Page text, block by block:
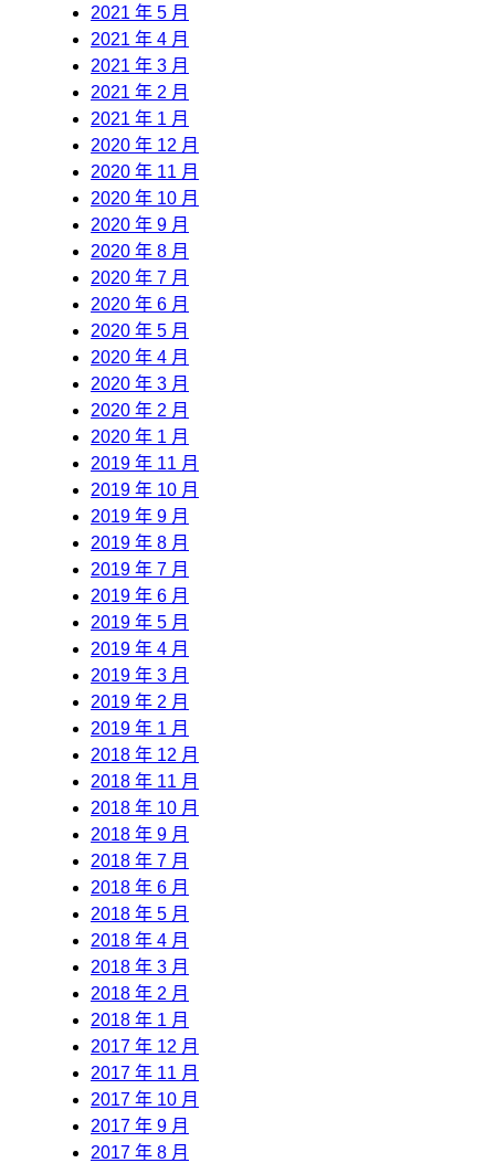
2021 年 5 月
2021 年 4 月
2021 年 3 月
2021 年 2 月
2021 年 1 月
2020 年 12 月
2020 年 11 月
2020 年 10 月
2020 年 9 月
2020 年 8 月
2020 年 7 月
2020 年 6 月
2020 年 5 月
2020 年 4 月
2020 年 3 月
2020 年 2 月
2020 年 1 月
2019 年 11 月
2019 年 10 月
2019 年 9 月
2019 年 8 月
2019 年 7 月
2019 年 6 月
2019 年 5 月
2019 年 4 月
2019 年 3 月
2019 年 2 月
2019 年 1 月
2018 年 12 月
2018 年 11 月
2018 年 10 月
2018 年 9 月
2018 年 7 月
2018 年 6 月
2018 年 5 月
2018 年 4 月
2018 年 3 月
2018 年 2 月
2018 年 1 月
2017 年 12 月
2017 年 11 月
2017 年 10 月
2017 年 9 月
2017 年 8 月